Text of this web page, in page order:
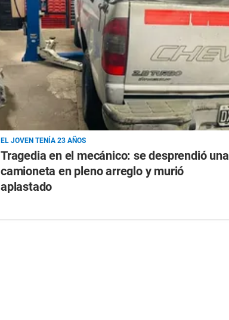
EL JOVEN TENÍA 23 AÑOS
Tragedia en el mecánico: se desprendió una
camioneta en pleno arreglo y murió
aplastado